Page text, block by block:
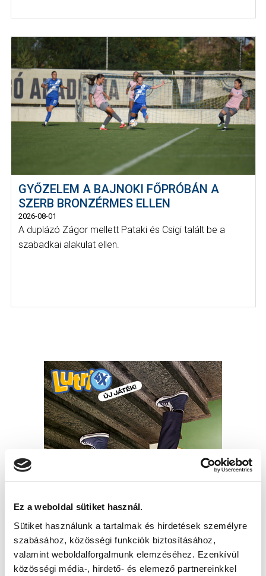
Ez a weboldal sütiket használ.
Sütiket használunk a tartalmak és hirdetések személyre
szabásához, közösségi funkciók biztosításához,
valamint weboldalforgalmunk elemzéséhez. Ezenkívül
közösségi média-, hirdető- és elemező partnereinkkel
GYŐZELEM A BAJNOKI FŐPRÓBÁN A
SZERB BRONZÉRMES ELLEN
2026-08-01
A duplázó Zágor mellett Pataki és Csigi talált be a
szabadkai alakulat ellen.